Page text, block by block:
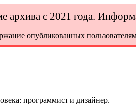
архива с 2021 года.
опубликованных
программист и дизайнер.